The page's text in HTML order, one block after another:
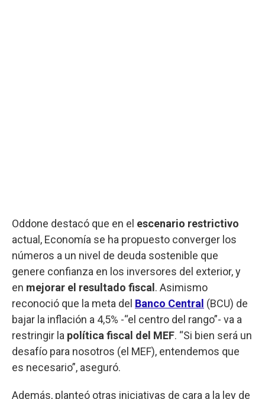
Oddone destacó que en el escenario restrictivo
actual, Economía se ha propuesto converger los
números a un nivel de deuda sostenible que
genere confianza en los inversores del exterior, y
en mejorar el resultado fiscal . Asimismo
reconoció que la meta del Banco Central (BCU) de
bajar la inflación a 4,5% -“el centro del rango”- va a
restringir la política fiscal del MEF. “Si bien será un
desafío para nosotros (el MEF), entendemos que
es necesario”, aseguró.
Además, planteó otras iniciativas de cara a la ley de